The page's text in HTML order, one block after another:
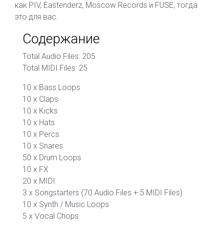
как PIV, Eastenderz, Moscow Records и FUSE, тогда
это для вас.
Содержание
Total Audio Files: 205
Total MIDI Files: 25
10 x Bass Loops
10 x Claps
10 x Kicks
10 x Hats
10 x Percs
10 x Snares
50 x Drum Loops
10 x FX
20 x MIDI
3 x Songstarters (70 Audio Files + 5 MIDI Files)
10 x Synth / Music Loops
5 x Vocal Chops